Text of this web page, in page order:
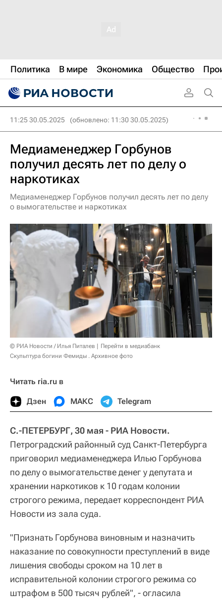
Политика В мире Экономика Общество
11:25 30.05.2025 (обновлено: 11:30 30.05.2025)
Медиаменеджер Горбунов
получил десять лет по делу о
наркотиках
Медиаменеджер Горбунов получил десять лет по делу
о вымогательстве и наркотиках
© РИА Новости / Илья Питалев
Перейти в медиабанк
Скульптура богини Фемиды . Архивное фото
Читать ria.ru в
Дзен МАКС Telegram
С.-ПЕТЕРБУРГ, 30 мая - РИА Новости.
Петроградский районный суд Санкт-Петербурга
приговорил медиаменеджера Илью Горбунова
по делу о вымогательстве денег у депутата и
хранении наркотиков к 10 годам колонии
строгого режима, передает корреспондент РИА
Новости из зала суда.
"Признать Горбунова виновным и назначить
наказание по совокупности преступлений в виде
лишения свободы сроком на 10 лет в
исправительной колонии строгого режима со
штрафом в 500 тысяч рублей", - огласила